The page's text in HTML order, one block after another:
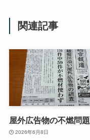
関連記事
屋外広告物の不燃問題
2026年6月8日